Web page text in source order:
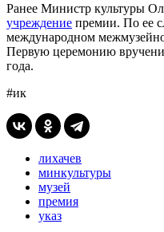
Ранее Министр культуры
учреждение премии. По ее
международном
Первую церемонию
года.
#ик
лихачев
минкультуры
музей
премия
указ